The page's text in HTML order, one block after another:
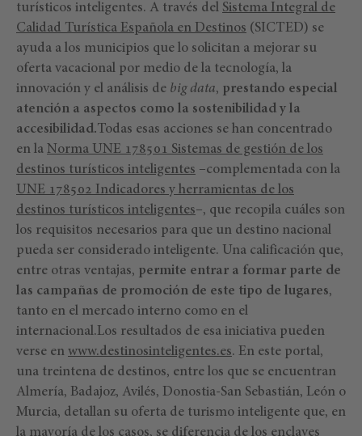
turísticos inteligentes. A través del Sistema Integral de
Calidad Turística Española en Destinos (SICTED) se
ayuda a los municipios que lo solicitan a mejorar su
oferta vacacional por medio de la tecnología, la
innovación y el análisis de big data, prestando especial
atención a aspectos como la sostenibilidad y la
accesibilidad.Todas esas acciones se han concentrado
en la Norma UNE 178501 Sistemas de gestión de los
destinos turísticos inteligentes –complementada con la
UNE 178502 Indicadores y herramientas de los
destinos turísticos inteligentes–, que recopila cuáles son
los requisitos necesarios para que un destino nacional
pueda ser considerado inteligente. Una calificación que,
entre otras ventajas, permite entrar a formar parte de
las campañas de promoción de este tipo de lugares,
tanto en el mercado interno como en el
internacional.Los resultados de esa iniciativa pueden
verse en www.destinosinteligentes.es. En este portal,
una treintena de destinos, entre los que se encuentran
Almería, Badajoz, Avilés, Donostia-San Sebastián, León o
Murcia, detallan su oferta de turismo inteligente que, en
la mayoría de los casos, se diferencia de los enclaves